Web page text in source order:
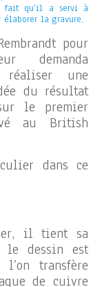
fait qu’il a servi à
la gravure.
pour
demanda
réaliser une
du résultat
le premier
au British
dans ce
il tient sa
le dessin est
transfère
de cuivre